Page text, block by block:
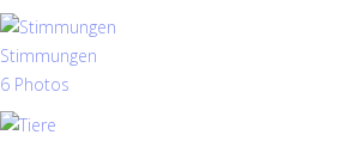
Stimmungen
6 Photos